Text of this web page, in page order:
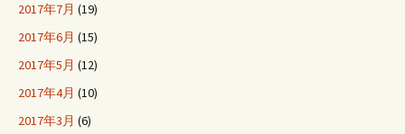
2017年7月 (19)
2017年6月 (15)
2017年5月 (12)
2017年4月 (10)
2017年3月 (6)